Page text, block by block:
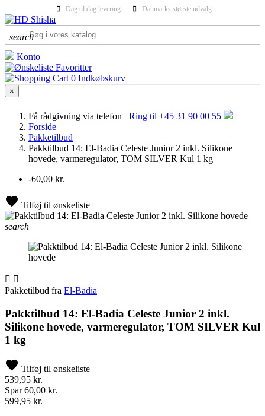
Dag til dag levering Danmarks største udvalg
search
Konto
Favoritter
0 Indkøbskurv
×
Få rådgivning via telefon
Ring til +45 31 90 00 55
Forside
Pakketilbud
Pakktilbud 14: El-Badia Celeste Junior 2 inkl. Silikone
hovede, varmeregulator, TOM SILVER Kul 1 kg
-60,00 kr.
Tilføj til ønskeliste
search
 
Pakketilbud fra El-Badia
Pakktilbud 14: El-Badia Celeste Junior 2 inkl.
Silikone hovede, varmeregulator, TOM SILVER Kul
1 kg
Tilføj til ønskeliste
539,95 kr.
Spar 60,00 kr.
599,95 kr.